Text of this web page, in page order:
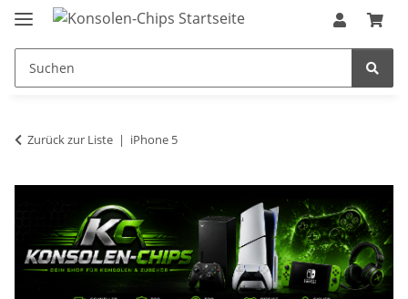
Zurück zur Liste iPhone 5